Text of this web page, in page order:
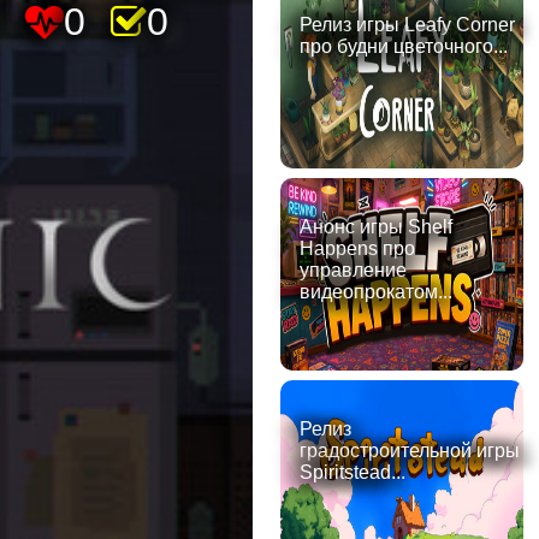
0 0
Релиз игры Leafy Corner
про будни цветочного...
Анонс игры Shelf
Happens про
управление
видеопрокатом...
Релиз
градостроительной игры
Spiritstead...